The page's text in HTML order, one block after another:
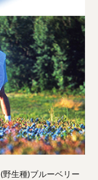
生種)ブルーベリー